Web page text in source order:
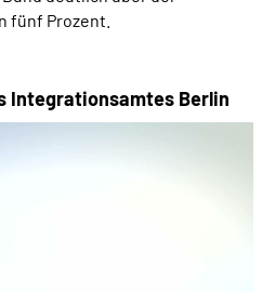
fünf Prozent.
Integrationsamtes Berlin